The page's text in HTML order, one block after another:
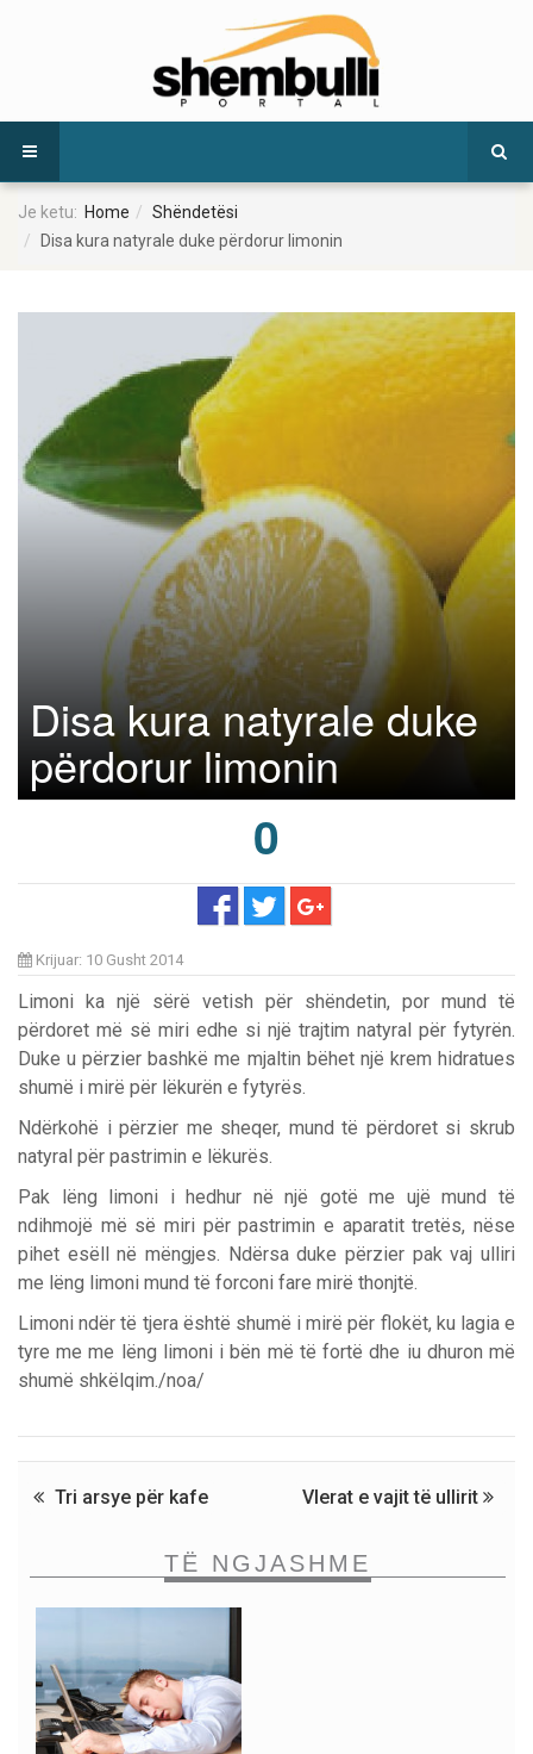
Je ketu: Home
Shëndetësi
Disa kura natyrale duke përdorur limonin
Disa kura natyrale duke
përdorur limonin
0
Krijuar: 10 Gusht 2014
Limoni ka një sërë vetish për shëndetin, por mund të
përdoret më së miri edhe si një trajtim natyral për fytyrën.
Duke u përzier bashkë me mjaltin bëhet një krem hidratues
shumë i mirë për lëkurën e fytyrës.
Ndërkohë i përzier me sheqer, mund të përdoret si skrub
natyral për pastrimin e lëkurës.
Pak lëng limoni i hedhur në një gotë me ujë mund të
ndihmojë më së miri për pastrimin e aparatit tretës, nëse
pihet esëll në mëngjes. Ndërsa duke përzier pak vaj ulliri
me lëng limoni mund të forconi fare mirë thonjtë.
Limoni ndër të tjera është shumë i mirë për flokët, ku lagia e
tyre me me lëng limoni i bën më të fortë dhe iu dhuron më
shumë shkëlqim./noa/
Tri arsye për kafe Vlerat e vajit të ullirit
TË NGJASHME